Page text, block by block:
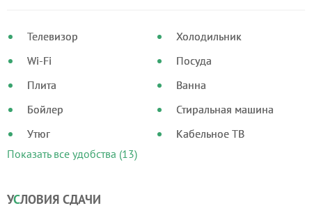
Телевизор
Wi-Fi
Плита
Бойлер
Утюг
Холодильник
Посуда
Ванна
Стиральная машина
Кабельное ТВ
Показать все удобства (13)
УСЛОВИЯ СДАЧИ